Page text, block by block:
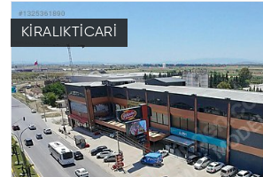
KIRALIK TICARI